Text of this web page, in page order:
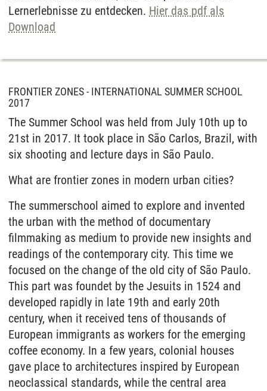
Lernerlebnisse zu entdecken. Hier das pdf als
Download
FRONTIER ZONES - INTERNATIONAL SUMMER SCHOOL
2017
The Summer School was held from July 10th up to
21st in 2017. It took place in São Carlos, Brazil, with
six shooting and lecture days in São Paulo.
What are frontier zones in modern urban cities?
The summerschool aimed to explore and invented
the urban with the method of documentary
filmmaking as medium to provide new insights and
readings of the contemporary city. This time we
focused on the change of the old city of São Paulo.
This part was foundet by the Jesuits in 1524 and
developed rapidly in late 19th and early 20th
century, when it received tens of thousands of
European immigrants as workers for the emerging
coffee economy. In a few years, colonial houses
gave place to architectures inspired by European
neoclassical standards, while the central area